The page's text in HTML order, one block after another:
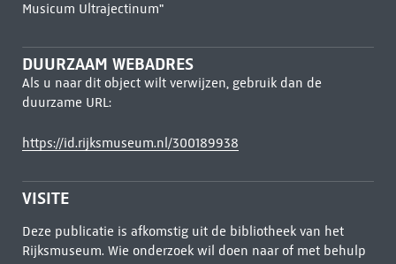
Musicum Ultrajectinum"
DUURZAAM WEBADRES
Als u naar dit object wilt verwijzen, gebruik dan de
duurzame URL:
https://id.rijksmuseum.nl/300189938
VISITE
Deze publicatie is afkomstig uit de bibliotheek van het
Rijksmuseum. Wie onderzoek wil doen naar of met behulp